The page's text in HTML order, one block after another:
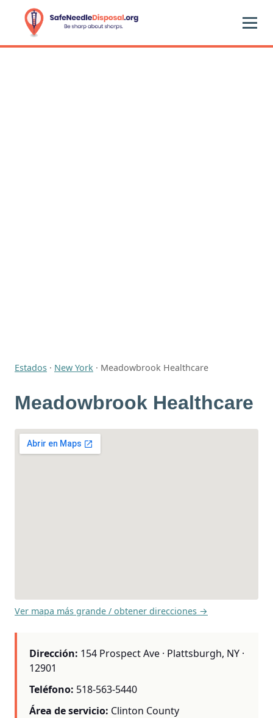
Estados · New York · Meadowbrook Healthcare
Meadowbrook Healthcare
Ver mapa más grande / obtener direcciones →
Dirección: 154 Prospect Ave · Plattsburgh, NY ·
12901
Teléfono: 518-563-5440
Área de servicio: Clinton County